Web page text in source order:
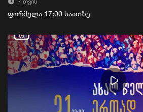
7 თვის
ფორმულა 17:00 საათზე